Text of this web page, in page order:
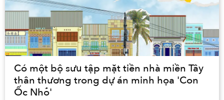
Có một bộ sưu tập mặt tiền nhà miền Tây
thân thương trong dự án minh họa 'Con
Ốc Nhỏ'